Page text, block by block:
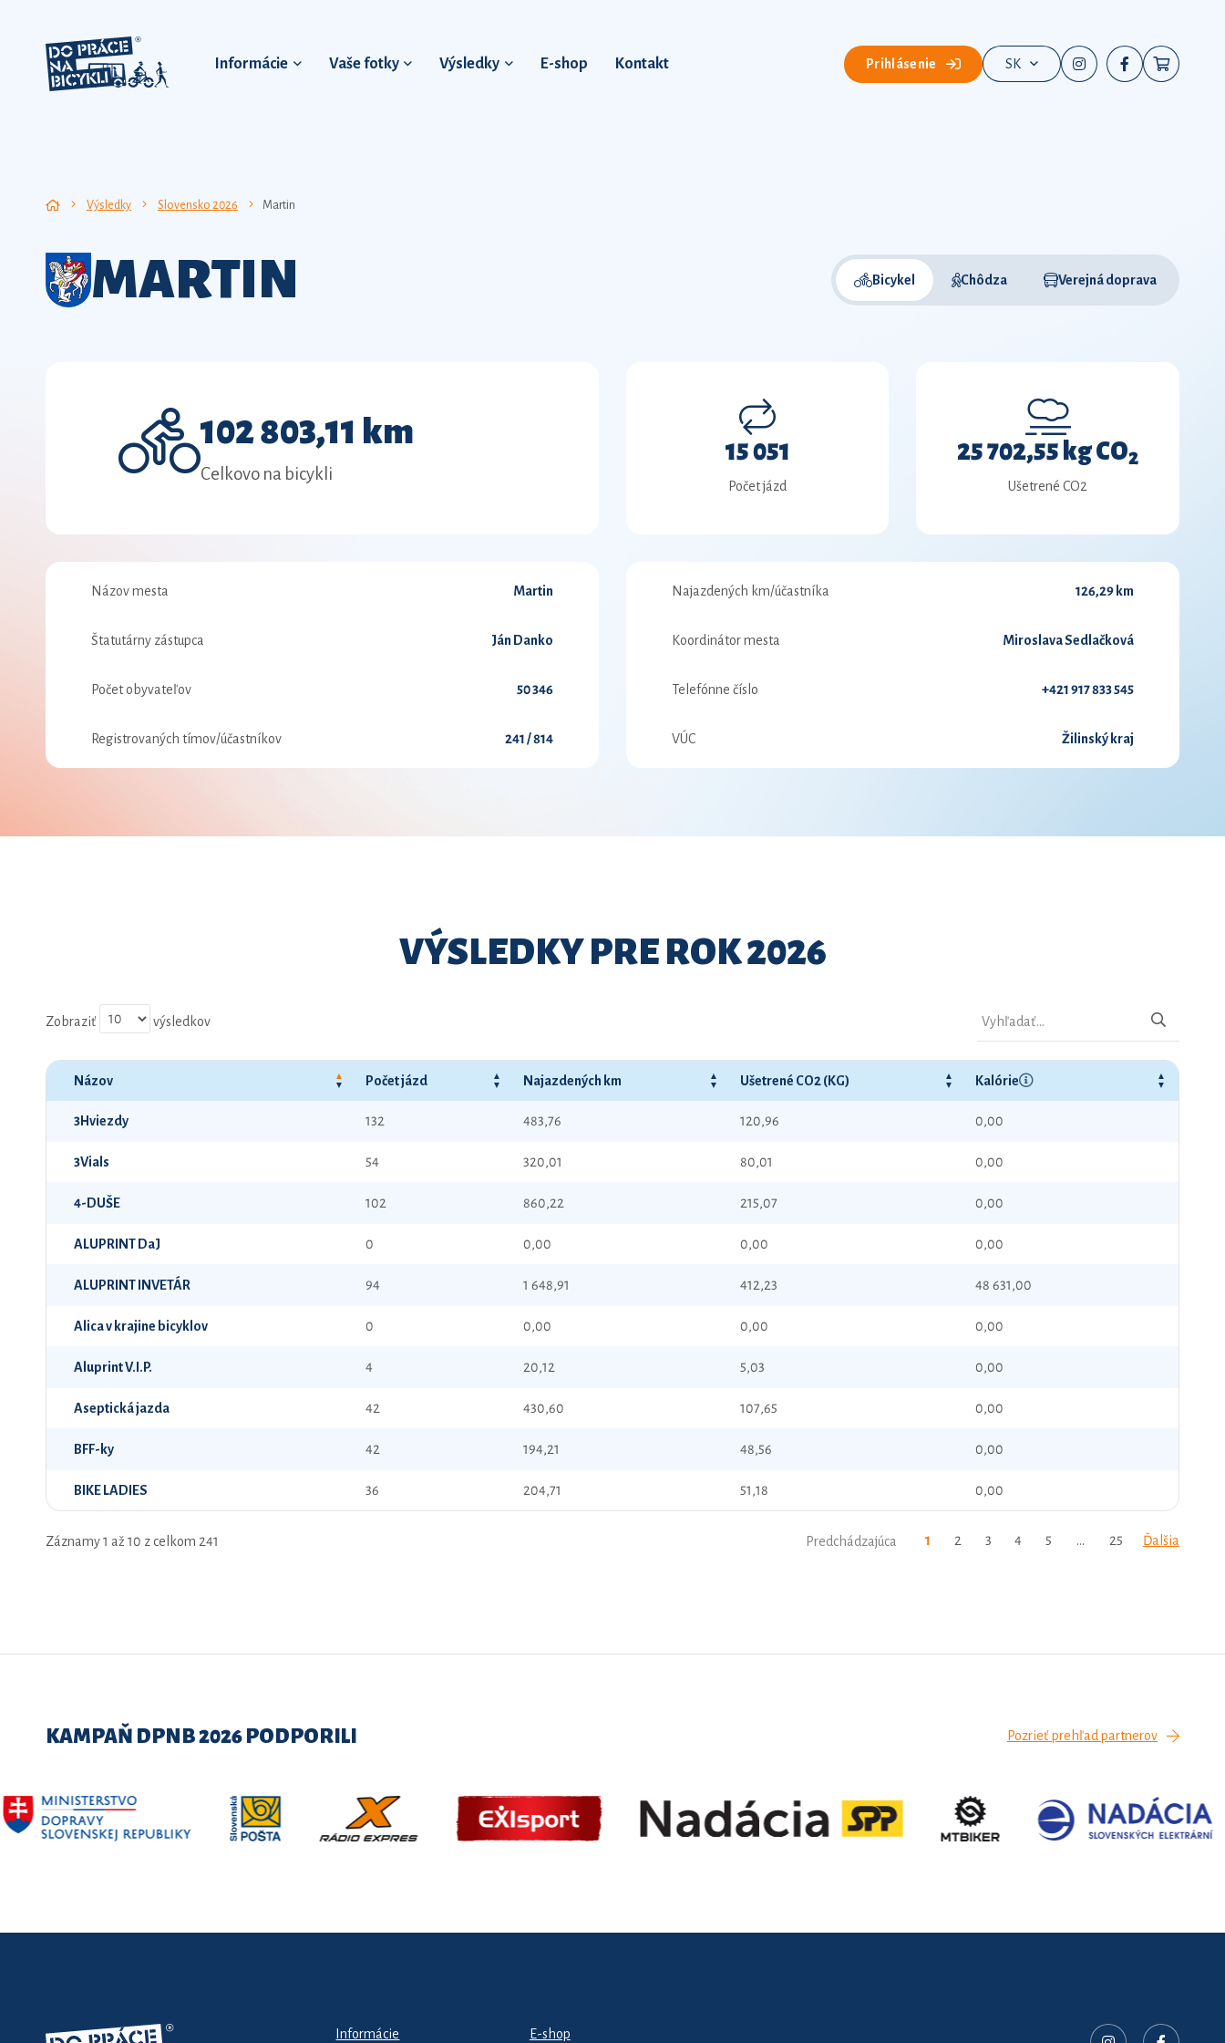
Informácie Vaše fotky Výsledky E-shop Kontakt Prihlásenie SK
Výsledky Slovensko 2026 Martin
MARTIN Bicykel Chôdza Verejná doprava
102 803,11 km
Celkovo na bicykli
15 051
Počet jázd
25 702,55 kg CO2
Ušetrené CO2
Názov mesta Martin
Štatutárny zástupca Ján Danko
Počet obyvateľov 50 346
Registrovaných tímov/účastníkov 241 / 814
Najazdených km/účastníka 126,29 km
Koordinátor mesta Miroslava Sedlačková
Telefónne číslo +421 917 833 545
VÚC Žilinský kraj
VÝSLEDKY PRE ROK 2026
Zobraziť výsledkov
Názov Počet jázd Najazdených km Ušetrené CO2 (KG) Kalórie
3Hviezdy 132 483,76 120,96 0,00
3Vials 54 320,01 80,01 0,00
4-DUŠE 102 860,22 215,07 0,00
ALUPRINT DaJ 0 0,00 0,00 0,00
ALUPRINT INVETÁR 94 1 648,91 412,23 48 631,00
Alica v krajine bicyklov 0 0,00 0,00 0,00
Aluprint V.I.P. 4 20,12 5,03 0,00
Aseptická jazda 42 430,60 107,65 0,00
BFF-ky 42 194,21 48,56 0,00
BIKE LADIES 36 204,71 51,18 0,00
Záznamy 1 až 10 z celkom 241 Predchádzajúca 1 2 3 4 5 … 25 Ďalšia
KAMPAŇ DPNB 2026 PODPORILI Pozrieť prehľad partnerov
Informácie E-shop